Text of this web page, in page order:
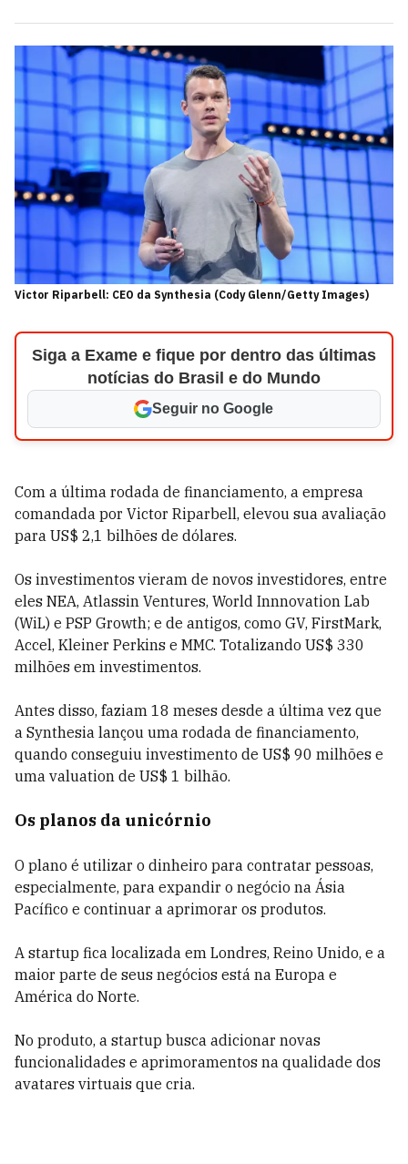
Victor Riparbell: CEO da Synthesia (Cody Glenn/Getty Images)
Siga a Exame e fique por dentro das últimas
notícias do Brasil e do Mundo
Seguir no Google
Com a última rodada de financiamento, a empresa
comandada por Victor Riparbell, elevou sua avaliação
para US$ 2,1 bilhões de dólares.
Os investimentos vieram de novos investidores, entre
eles NEA, Atlassin Ventures, World Innnovation Lab
(WiL) e PSP Growth; e de antigos, como GV, FirstMark,
Accel, Kleiner Perkins e MMC. Totalizando US$ 330
milhões em investimentos.
Antes disso, faziam 18 meses desde a última vez que
a Synthesia lançou uma rodada de financiamento,
quando conseguiu investimento de US$ 90 milhões e
uma valuation de US$ 1 bilhão.
Os planos da unicórnio
O plano é utilizar o dinheiro para contratar pessoas,
especialmente, para expandir o negócio na Ásia
Pacífico e continuar a aprimorar os produtos.
A startup fica localizada em Londres, Reino Unido, e a
maior parte de seus negócios está na Europa e
América do Norte.
No produto, a startup busca adicionar novas
funcionalidades e aprimoramentos na qualidade dos
avatares virtuais que cria.